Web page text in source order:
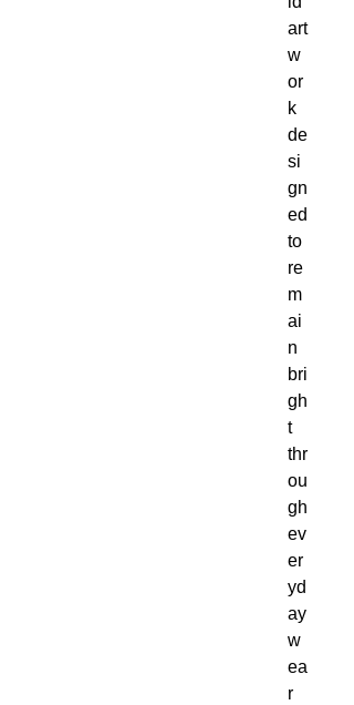
art
w
or
k
de
si
gn
ed
to
re
m
ai
n
bri
gh
t
thr
ou
gh
ev
er
yd
ay
w
ea
r